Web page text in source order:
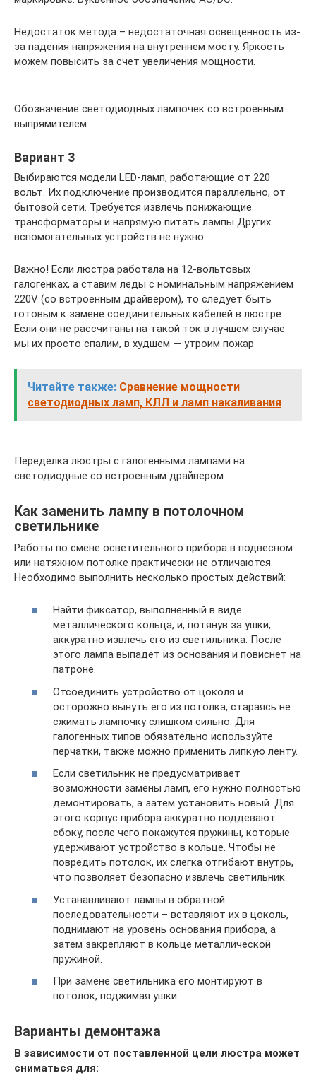
Недостаток метода – недостаточная освещенность из-
за падения напряжения на внутреннем мосту. Яркость
можем повысить за счет увеличения мощности.
Обозначение светодиодных лампочек со встроенным
выпрямителем
Вариант 3
Выбираются модели LED-ламп, работающие от 220
вольт. Их подключение производится параллельно, от
бытовой сети. Требуется извлечь понижающие
трансформаторы и напрямую питать лампы Других
вспомогательных устройств не нужно.
Важно! Если люстра работала на 12-вольтовых
галогенках, а ставим леды с номинальным напряжением
220V (со встроенным драйвером), то следует быть
готовым к замене соединительных кабелей в люстре.
Если они не рассчитаны на такой ток в лучшем случае
мы их просто спалим, в худшем — утроим пожар
Читайте также: Сравнение мощности
светодиодных ламп, КЛЛ и ламп накаливания
Переделка люстры с галогенными лампами на
светодиодные со встроенным драйвером
Как заменить лампу в потолочном
светильнике
Работы по смене осветительного прибора в подвесном
или натяжном потолке практически не отличаются.
Необходимо выполнить несколько простых действий:
Найти фиксатор, выполненный в виде
металлического кольца, и, потянув за ушки,
аккуратно извлечь его из светильника. После
этого лампа выпадет из основания и повиснет на
патроне.
Отсоединить устройство от цоколя и
осторожно вынуть его из потолка, стараясь не
сжимать лампочку слишком сильно. Для
галогенных типов обязательно используйте
перчатки, также можно применить липкую ленту.
Если светильник не предусматривает
возможности замены ламп, его нужно полностью
демонтировать, а затем установить новый. Для
этого корпус прибора аккуратно поддевают
сбоку, после чего покажутся пружины, которые
удерживают устройство в кольце. Чтобы не
повредить потолок, их слегка отгибают внутрь,
что позволяет безопасно извлечь светильник.
Устанавливают лампы в обратной
последовательности – вставляют их в цоколь,
поднимают на уровень основания прибора, а
затем закрепляют в кольце металлической
пружиной.
При замене светильника его монтируют в
потолок, поджимая ушки.
Варианты демонтажа
В зависимости от поставленной цели люстра может
сниматься для: